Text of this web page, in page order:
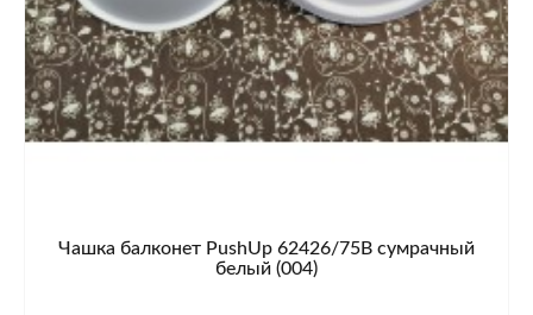
Чашка балконет PushUp 62426/75B сумрачный
белый (004)